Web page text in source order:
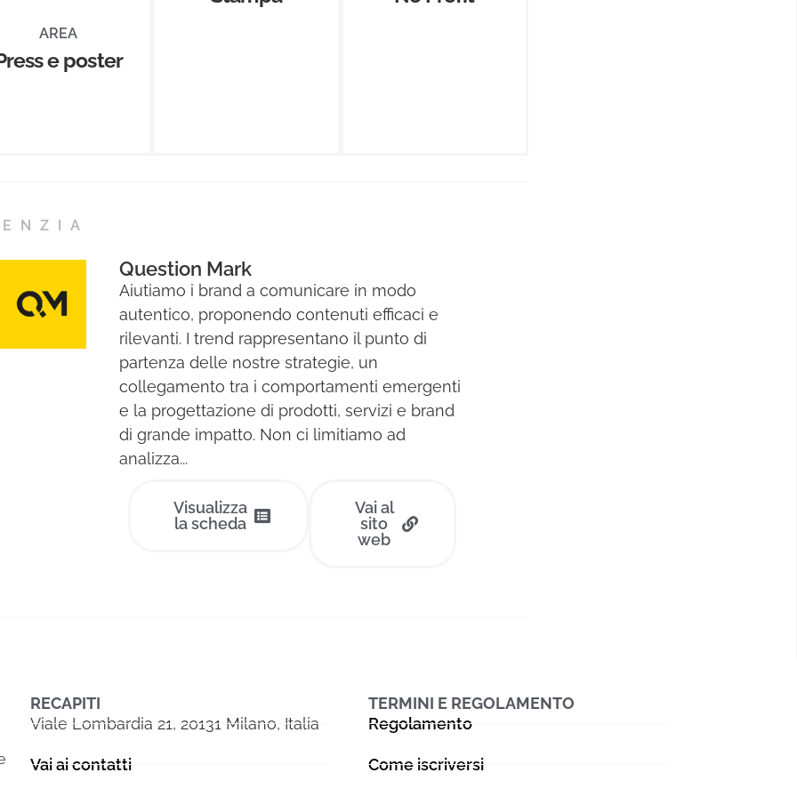
AREA
e poster
Question Mark
Aiutiamo i brand a comunicare in modo
autentico, proponendo contenuti efficaci e
rilevanti. I trend rappresentano il punto di
partenza delle nostre strategie, un
collegamento tra i comportamenti emergenti
e la progettazione di prodotti, servizi e brand
di grande impatto. Non ci limitiamo ad
analizza...
Visualizza
la scheda
Vai al
sito
web
RECAPITI
Viale Lombardia 21, 20131 Milano, Italia
Vai ai contatti
TERMINI E REGOLAMENTO
Regolamento
Come iscriversi